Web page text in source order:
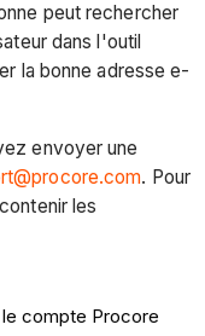
peut rechercher
dans l'outil
la bonne adresse e-
envoyer une
. Pour
les
compte Procore